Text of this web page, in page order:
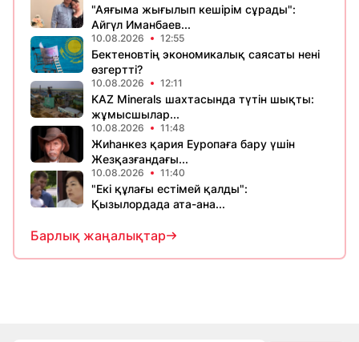
"Аяғыма жығылып кешірім сұрады":
Айгүл Иманбаев...
10.08.2026 12:55
Бектеновтің экономикалық саясаты нені
өзгертті?
10.08.2026 12:11
KAZ Minerals шахтасында түтін шықты:
жұмысшылар...
10.08.2026 11:48
Жиһанкез қария Еуропаға бару үшін
Жезқазғандағы...
10.08.2026 11:40
"Екі құлағы естімей қалды":
Қызылордада ата-ана...
Барлық жаңалықтар